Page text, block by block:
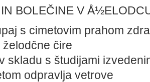
BOLEČINE V
s cimetovim prahom
čire
skladu s študijami
odpravlja vetrove